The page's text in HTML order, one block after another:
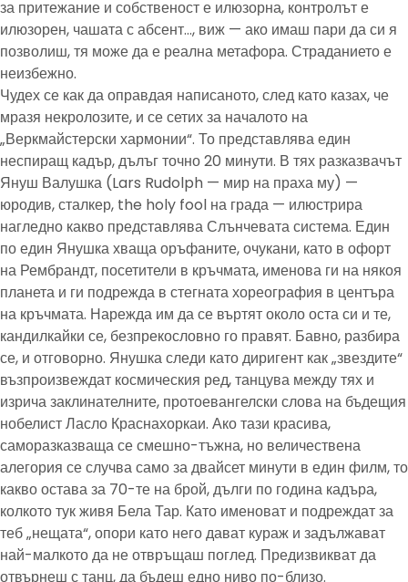
за притежание и собственост е илюзорна, контролът е
илюзорен, чашата с абсент…, виж — ако имаш пари да си я
позволиш, тя може да е реална метафора. Страданието е
неизбежно.
Чудех се как да оправдая написаното, след като казах, че
мразя некролозите, и се сетих за началото на
„Веркмайстерски хармонии“. То представлява един
неспиращ кадър, дълъг точно 20 минути. В тях разказвачът
Януш Валушка (Lars Rudolph — мир на праха му) —
юродив, сталкер, the holy fool на града — илюстрира
нагледно какво представлява Слънчевата система. Един
по един Янушка хваща оръфаните, очукани, като в офорт
на Рембрандт, посетители в кръчмата, именова ги на някоя
планета и ги подрежда в стегната хореография в центъра
на кръчмата. Нарежда им да се въртят около оста си и те,
кандилкайки се, безпрекословно го правят. Бавно, разбира
се, и отговорно. Янушка следи като диригент как „звездите“
възпроизвеждат космическия ред, танцува между тях и
изрича заклинателните, протоевангелски слова на бъдещия
нобелист Ласло Краснахоркаи. Ако тази красива,
саморазказваща се смешно-тъжна, но величествена
алегория се случва само за двайсет минути в един филм, то
какво остава за 70-те на брой, дълги по година кадъра,
колкото тук живя Бела Тар. Като именоват и подреждат за
теб „нещата“, опори като него дават кураж и задължават
най-малкото да не отвръщаш поглед. Предизвикват да
отвърнеш с танц, да бъдеш едно ниво по-близо.